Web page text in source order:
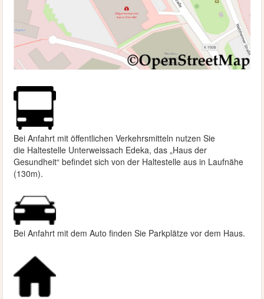
Bei Anfahrt mit öffentlichen Verkehrsmitteln nutzen Sie
die Haltestelle Unterweissach Edeka, das „Haus der
Gesundheit“ befindet sich von der Haltestelle aus in Laufnähe
(130m).
Bei Anfahrt mit dem Auto finden Sie Parkplätze vor dem Haus.